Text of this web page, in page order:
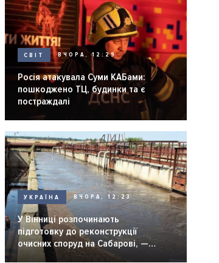
СВІТ ВЧОРА, 12:29
Росія атакувала Суми КАБами:
пошкоджено ТЦ, будинки та є
постраждалі
УКРАЇНА ВЧОРА, 12:23
У Вінниці розпочинають
підготовку до реконструкції
очисних споруд на Сабарові, —
мер Вінниці.